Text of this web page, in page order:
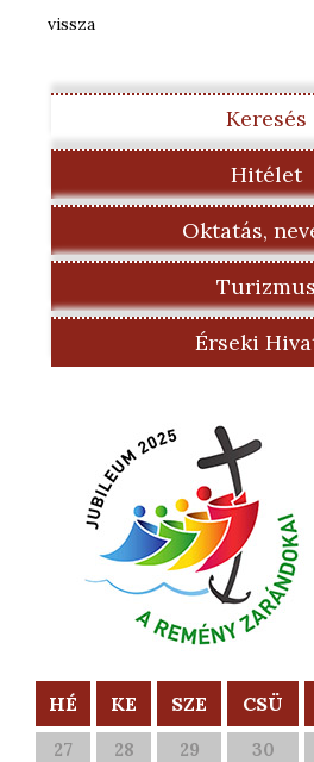
vissza
Keresés
Hitélet
Oktatás,
Turizmus
Érseki
HÉ KE SZE CSÜ
27 28 29 30